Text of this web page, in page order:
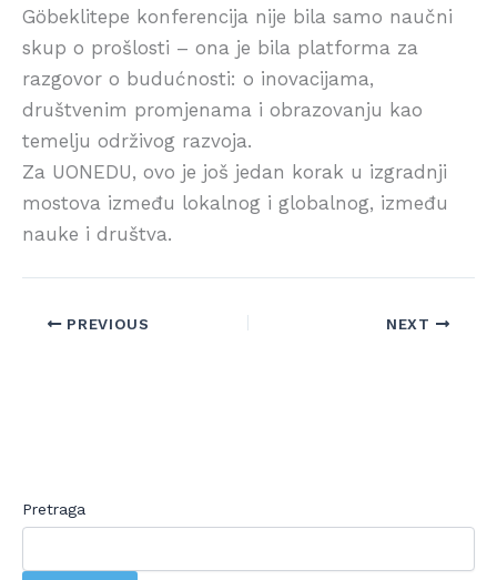
Pretraga
Göbeklitepe konferencija nije bila samo naučni
skup o prošlosti – ona je bila platforma za
razgovor o budućnosti: o inovacijama,
društvenim promjenama i obrazovanju kao
temelju održivog razvoja.
Za UONEDU, ovo je još jedan korak u izgradnji
mostova između lokalnog i globalnog, između
nauke i društva.
PREVIOUS NEXT